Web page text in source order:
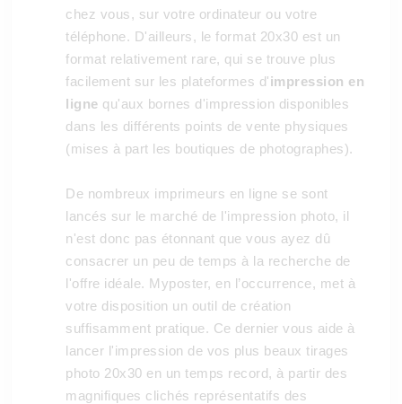
chez vous, sur votre ordinateur ou votre
téléphone. D'ailleurs, le format 20x30 est un
format relativement rare, qui se trouve plus
facilement sur les plateformes d'impression en
ligne qu'aux bornes d'impression disponibles
dans les différents points de vente physiques
(mises à part les boutiques de photographes).
De nombreux imprimeurs en ligne se sont
lancés sur le marché de l'impression photo, il
n'est donc pas étonnant que vous ayez dû
consacrer un peu de temps à la recherche de
l'offre idéale. Myposter, en l’occurrence, met à
votre disposition un outil de création
suffisamment pratique. Ce dernier vous aide à
lancer l'impression de vos plus beaux tirages
photo 20x30 en un temps record, à partir des
magnifiques clichés représentatifs des